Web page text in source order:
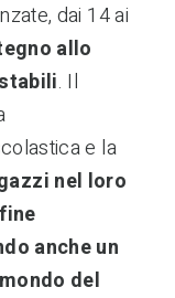
dai 14 ai
allo
. Il
e la
nel loro
anche un
del